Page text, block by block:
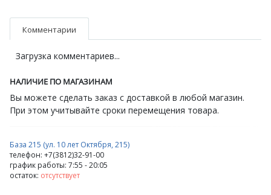
Комментарии
Загрузка комментариев...
НАЛИЧИЕ ПО МАГАЗИНАМ
Вы можете сделать заказ с доставкой в любой магазин.
При этом учитывайте сроки перемещения товара.
База 215 (ул. 10 лет Октября, 215)
телефон: +7(3812)32-91-00
график работы: 7:55 - 20:05
остаток: отсутствует